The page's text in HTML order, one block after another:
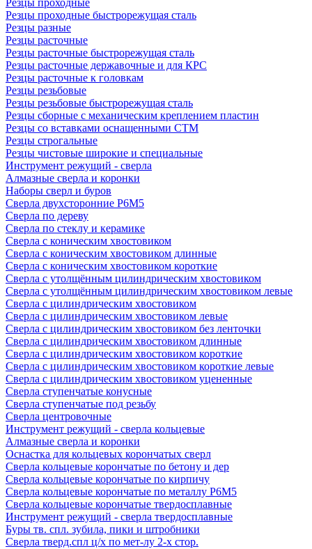
Резцы проходные
Резцы проходные быстрорежущая сталь
Резцы разные
Резцы расточные
Резцы расточные быстрорежущая сталь
Резцы расточные державочные и для КРС
Резцы расточные к головкам
Резцы резьбовые
Резцы резьбовые быстрорежущая сталь
Резцы сборные с механическим креплением пластин
Резцы со вставками оснащенными СТМ
Резцы строгальные
Резцы чистовые широкие и специальные
Инструмент режущий - сверла
Алмазные сверла и коронки
Наборы сверл и буров
Сверла двухсторонние Р6М5
Сверла по дереву
Сверла по стеклу и керамике
Сверла с коническим хвостовиком
Сверла с коническим хвостовиком длинные
Сверла с коническим хвостовиком короткие
Сверла с утолщённым цилиндрическим хвостовиком
Сверла с утолщённым цилиндрическим хвостовиком левые
Сверла с цилиндрическим хвостовиком
Сверла с цилиндрическим хвостовиком левые
Сверла с цилиндрическим хвостовиком без ленточки
Сверла с цилиндрическим хвостовиком длинные
Сверла с цилиндрическим хвостовиком короткие
Сверла с цилиндрическим хвостовиком короткие левые
Сверла с цилиндрическим хвостовиком уцененные
Сверла ступенчатые конусные
Сверла ступенчатые под резьбу
Сверла центровочные
Инструмент режущий - сверла кольцевые
Алмазные сверла и коронки
Оснастка для кольцевых корончатых сверл
Сверла кольцевые корончатые по бетону и дер
Сверла кольцевые корончатые по кирпичу
Сверла кольцевые корончатые по металлу Р6М5
Сверла кольцевые корончатые твердосплавные
Инструмент режущий - сверла твердосплавные
Буры тв. спл. зубила, пики и штробники
Сверла тверд.спл ц/х по мет-лу 2-х стор.